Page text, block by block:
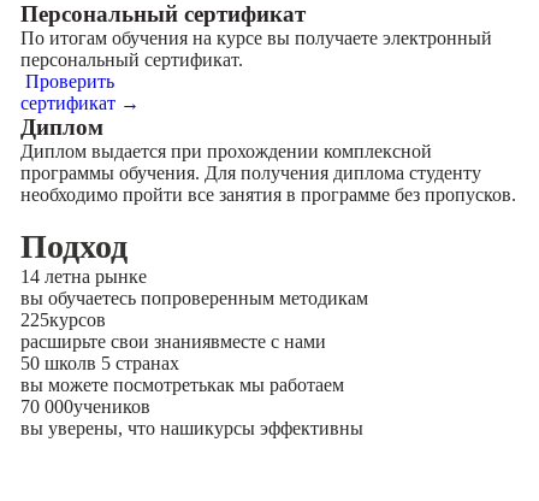
Персональный сертификат
По итогам обучения на курсе вы получаете электронный
персональный сертификат.
Проверить
сертификат →
Диплом
Диплом выдается при прохождении комплексной
программы обучения. Для получения диплома студенту
необходимо пройти все занятия в программе без пропусков.
Подход
14 летна рынке
вы обучаетесь попроверенным методикам
225курсов
расширьте свои знаниявместе с нами
50 школв 5 странах
вы можете посмотретькак мы работаем
70 000учеников
вы уверены, что нашикурсы эффективны